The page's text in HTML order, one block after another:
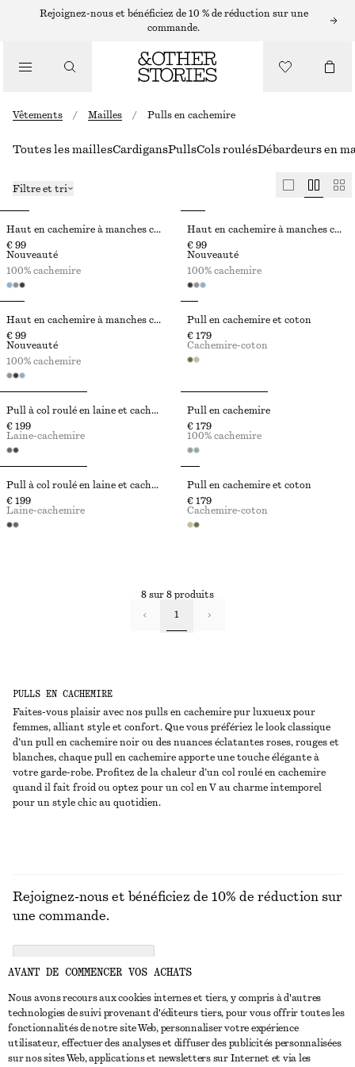
Rejoignez-nous et bénéficiez de 10 % de réduction sur une
commande.
Vêtements / Mailles / Pulls en cachemire
PULLS EN CACHEMIRE
Faites-vous plaisir avec nos pulls en cachemire pur luxueux pour
femmes, alliant style et confort. Que vous préfériez le look classique
d’un pull en cachemire noir ou des nuances éclatantes roses, rouges et
blanches, chaque pull en cachemire apporte une touche élégante à
votre garde-robe. Profitez de la chaleur d’un col roulé en cachemire
quand il fait froid ou optez pour un col en V au charme intemporel
pour un style chic au quotidien.
Toutes les maillesCardigansPullsCols roulésDébardeurs en
Filtre et tri
Haut en cachemire à manches courtes
€ 99
Nouveauté
100% cachemire
Haut en cachemire à manches courtes
€ 99
Nouveauté
100% cachemire
Haut en cachemire à manches courtes
€ 99
Nouveauté
100% cachemire
Pull en cachemire et coton
€ 179
Cachemire-coton
Pull à col roulé en laine et cachemire
€ 199
Laine-cachemire
Pull en cachemire
€ 179
100% cachemire
Pull à col roulé en laine et cachemire
€ 199
Laine-cachemire
Pull en cachemire et coton
€ 179
Cachemire-coton
8 sur 8 produits
1
NOUS CONTACTER
Nous contacter Instagram
Rejoignez-nous et bénéficiez de 10% de réduction sur
une commande.
AVANT DE COMMENCER VOS ACHATS
Nous avons recours aux cookies internes et tiers, y compris à d'autres
technologies de suivi provenant d'éditeurs tiers, pour vous offrir toutes les
fonctionnalités de notre site Web, personnaliser votre expérience
utilisateur, effectuer des analyses et diffuser des publicités personnalisées
sur nos sites Web, applications et newsletters sur Internet et via les